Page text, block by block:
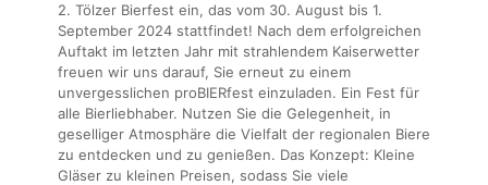
2. Tölzer Bierfest ein, das vom 30. August bis 1.
September 2024 stattfindet! Nach dem erfolgreichen
Auftakt im letzten Jahr mit strahlendem Kaiserwetter
freuen wir uns darauf, Sie erneut zu einem
unvergesslichen proBIERfest einzuladen. Ein Fest für
alle Bierliebhaber. Nutzen Sie die Gelegenheit, in
geselliger Atmosphäre die Vielfalt der regionalen Biere
zu entdecken und zu genießen. Das Konzept: Kleine
Gläser zu kleinen Preisen, sodass Sie viele